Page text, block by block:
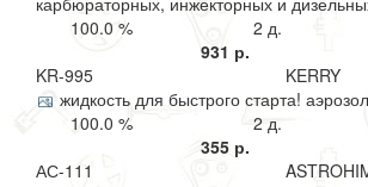
100.0 %
2 д.
931 р.
KR-995
KERRY
жидкость для быстрого старта!
100.0 %
2 д.
355 р.
АС-111